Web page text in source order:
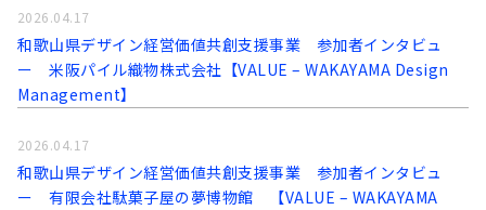
和歌山県デザイン経営価値共創支援事業 参加者インタビュ
ー 米阪パイル織物株式会社【VALUE – WAKAYAMA Design
Management】
2026.04.17
和歌山県デザイン経営価値共創支援事業 参加者インタビュ
ー 有限会社駄菓子屋の夢博物館 【VALUE – WAKAYAMA
2026.04.17